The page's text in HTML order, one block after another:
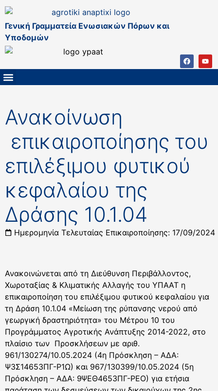
Γενική Γραμματεία Ενωσιακών Πόρων και
Υποδομών
Ανακοίνωση
επικαιροποίησης του
επιλέξιμου φυτικού
κεφαλαίου της
Δράσης 10.1.04
Ημερομηνία Τελευταίας Επικαιροποίησης: 17/09/2024
Ανακοινώνεται από τη Διεύθυνση Περιβάλλοντος,
Χωροταξίας & Κλιματικής Αλλαγής του ΥΠΑΑΤ η
επικαιροποίηση του επιλέξιμου φυτικού κεφαλαίου για
τη Δράση 10.1.04 «Μείωση της ρύπανσης νερού από
γεωργική δραστηριότητα» του Μέτρου 10 του
Προγράμματος Αγροτικής Ανάπτυξης 2014-2022, στο
πλαίσιο των Προσκλήσεων με αριθ.
961/130274/10.05.2024 (4η Πρόσκληση – ΑΔΑ:
Ψ3Σ14653ΠΓ-Ρ1Ω) και 967/130399/10.05.2024 (5η
Πρόσκληση – ΑΔΑ: 9ΨΕΘ4653ΠΓ-ΡΕΟ) για ετήσια